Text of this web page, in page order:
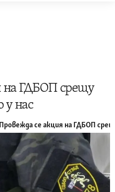
на ГДБОП срещу
нас
Провежда се акция на ГДБОП